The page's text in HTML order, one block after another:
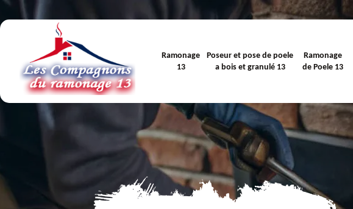
Ramonage
13
Poseur et pose de poele
a bois et granulé 13
Ramonage
de Poele 13